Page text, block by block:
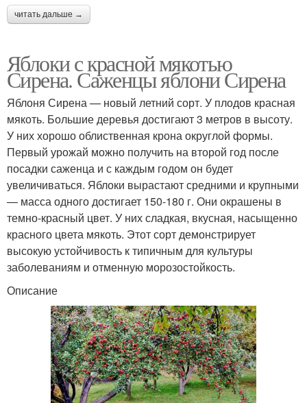
читать дальше →
Яблоки с красной мякотью
Сирена. Саженцы яблони Сирена
Яблоня Сирена — новый летний сорт. У плодов красная
мякоть. Большие деревья достигают 3 метров в высоту.
У них хорошо облиственная крона округлой формы.
Первый урожай можно получить на второй год после
посадки саженца и с каждым годом он будет
увеличиваться. Яблоки вырастают средними и крупными
— масса одного достигает 150-180 г. Они окрашены в
темно-красный цвет. У них сладкая, вкусная, насыщенно
красного цвета мякоть. Этот сорт демонстрирует
высокую устойчивость к типичным для культуры
заболеваниям и отменную морозостойкость.
Описание